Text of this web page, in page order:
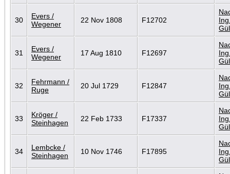
30
Evers /
Wegener
22 Nov 1808 F12702
31
Evers /
Wegener
17 Aug 1810 F12697
32
Fehrmann /
Ruge
20 Jul 1729 F12847
33
Kröger /
Steinhagen
22 Feb 1733 F17337
34
Lembcke /
Steinhagen
10 Nov 1746 F17895